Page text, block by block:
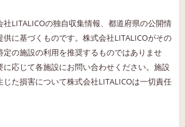
LITALICOの独自収集情報、都道府県の公開情
に基づくものです。株式会社LITALICOがその
定の施設の利用を推奨するものではありませ
に応じて各施設にお問い合わせください。施設
た損害について株式会社LITALICOは一切責任